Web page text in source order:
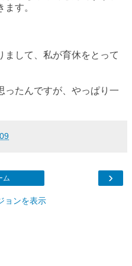
す。
まして、私が育休をとって
ったんですが、やっぱり一
›
ム
ョンを表示